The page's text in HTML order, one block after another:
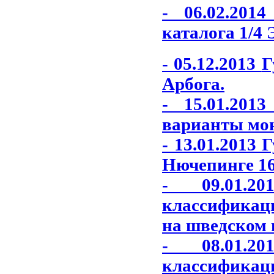
-
каталога 1/4
- 05.12.2013
Арбога.
-
варианты
- 13.01.2013
Нючепинге
-
на шведском
-